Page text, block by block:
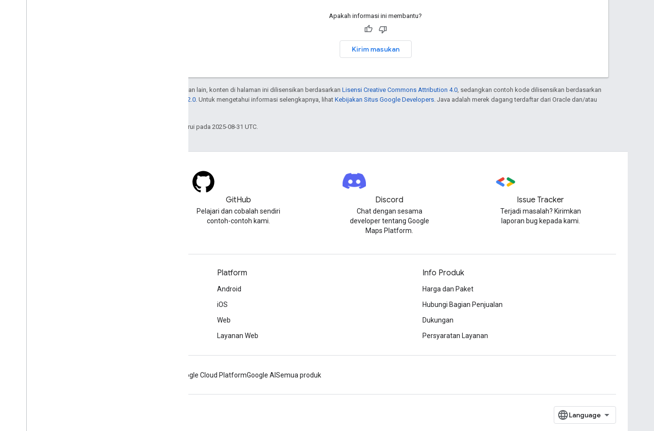
Apakah informasi ini membantu?
Kirim masukan
Kecuali dinyatakan lain, konten di halaman ini dilisensikan berdasarkan Lisensi Creative Commons Attribution 4.0 , sedangkan contoh kode dilisensikan berdasarkan
Lisensi Apache 2.0 . Untuk mengetahui informasi selengkapnya, lihat Kebijakan Situs Google Developers . Java adalah merek dagang terdaftar dari Oracle dan/atau
Terakhir diperbarui pada 2025-08-31 UTC.
GitHub
Pelajari dan cobalah sendiri
contoh-contoh kami.
Discord
Chat dengan sesama
developer tentang Google
Maps Platform.
Issue Tracker
Terjadi masalah? Kirimkan
laporan bug kepada kami.
Platform
Android
iOS
Web
Layanan Web
Info Produk
Harga dan Paket
Hubungi Bagian Penjualan
Dukungan
Persyaratan Layanan
Google Cloud PlatformGoogle AI Semua produk